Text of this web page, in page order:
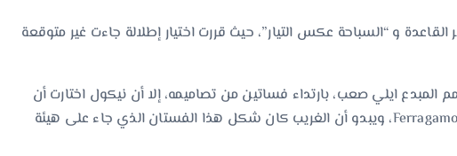
و “السباحة عكس التيار”، حيث قررت اختيار إطلالة جاءت غير متوقعة
ايلي صعب، بارتداء فساتين من تصاميمه، إلا أن نيكول اختارت أن
ترتدي فستانًا من توقيع العلامة العالمية Ferragamo، ويبدو أن الغريب كان شكل هذا الفستان الذي جاء على هيئة